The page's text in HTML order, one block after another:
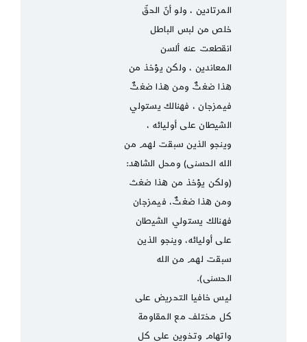
المرتادين ، ولو أنّ الحقّ
خلص من لبس الباطل
انقطعت عنه ألسن
المعاندين ، ولكن يؤخذ من
هذا ضغثٌ ومن هذا ضغثٌ
فيمزجان ، فهنالك يستولي
الشيطان على أوليائه ،
وينجو الذين سبقت لهم من
الله الحسنى) ومحل الشاهد:
(ولكن يؤخذ من هذا ضغث
ومن هذا ضغثٌ، فيمزجان
فهنالك يستولي الشيطان
على أوليائه، وينجو الذين
سبقت لهم من الله
الحسنى).
ليس خافيا التحريض على
كل مختلف مع المقاومة
واتهام وتخوين على كل